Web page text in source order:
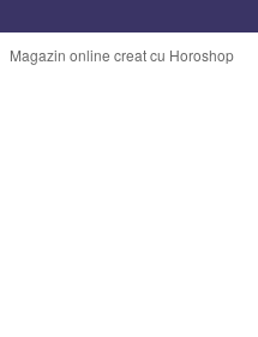
Magazin online creat cu Horoshop